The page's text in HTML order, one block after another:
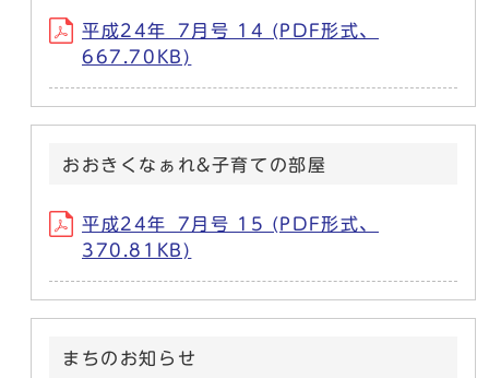
平成24年_7月号 14 (PDF形式、
667.70KB)
おおきくなぁれ&子育ての部屋
平成24年_7月号 15 (PDF形式、
370.81KB)
まちのお知らせ